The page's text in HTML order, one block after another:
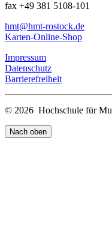
fax +49 381 5108-101
hmt@hmt-rostock.de
Karten-Online-Shop
Impressum
Datenschutz
Barrierefreiheit
© 2026 Hochschule für
Nach oben